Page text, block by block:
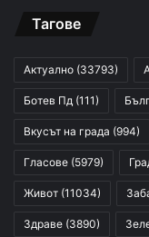
Тагове
Актуално (33793)
Ботев Пд (111)
Вкусът на града (994)
Гласове (5979)
Живот (11034)
Здраве (3890)